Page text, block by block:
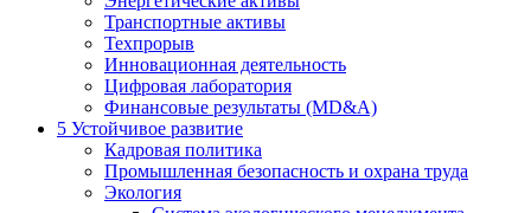
Транспортные активы
Техпрорыв
Инновационная деятельность
Цифровая лаборатория
Финансовые результаты (MD&A)
5 Устойчивое развитие
Кадровая политика
Промышленная безопасность и охрана труда
Экология